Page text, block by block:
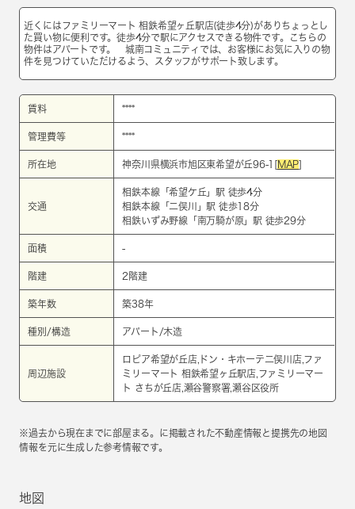
近くにはファミリーマート 相鉄希望ヶ丘駅店(徒歩4分)がありちょっとし
た買い物に便利です。徒歩4分で駅にアクセスできる物件です。こちらの
物件はアパートです。 城南コミュニティでは、お客様にお気に入りの物
件を見つけていただけるよう、スタッフがサポート致します。
賃料 ****
管理費等 ****
所在地 神奈川県横浜市旭区東希望が丘96-1[ MAP
交通
相鉄本線 「希望ケ丘 」駅 徒歩4分
相鉄本線 「 二俣川
」駅 徒歩18分
相鉄いずみ野線 「 南万騎が原 」駅 徒歩29分
面積 -
階建 2階建
築年数 築38年
種別/構造 アパート/木造
周辺施設
ロピア希望が丘店,ドン・キホーテ二俣川店,ファ
ミリーマート 相鉄希望ヶ丘駅店,ファミリーマー
ト さちが丘店,瀬谷警察署,瀬谷区役所
※過去から現在までに部屋まる。に掲載された不動産情報と提携先の地図
情報を元に生成した参考情報です。
地図